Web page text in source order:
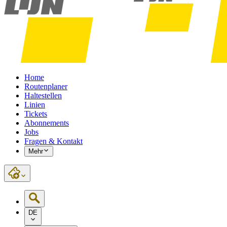
Home
Routenplaner
Haltestellen
Linien
Tickets
Abonnements
Jobs
Fragen & Kontakt
Mehr
DE